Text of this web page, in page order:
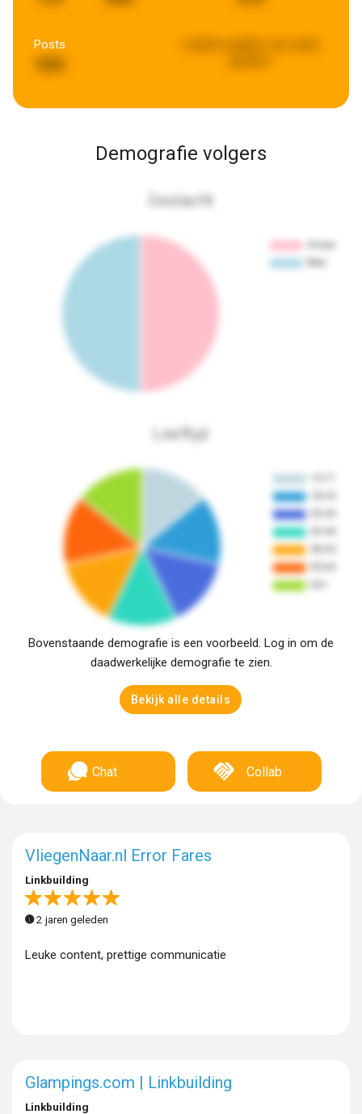
Posts
Demografie volgers
Geslacht
Leeftijd
Bovenstaande demografie is een voorbeeld. Log in om de
daadwerkelijke demografie te zien.
Bekijk alle details
Chat Collab
VliegenNaar.nl Error Fares
Linkbuilding
2 jaren geleden
Leuke content, prettige communicatie
Glampings.com | Linkbuilding
Linkbuilding